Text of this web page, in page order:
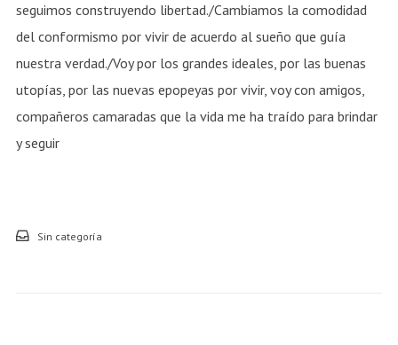
seguimos construyendo libertad./Cambiamos la comodidad
del conformismo por vivir de acuerdo al sueño que guía
nuestra verdad./Voy por los grandes ideales, por las buenas
utopías, por las nuevas epopeyas por vivir, voy con amigos,
compañeros camaradas que la vida me ha traído para brindar
y seguir
Sin categoría